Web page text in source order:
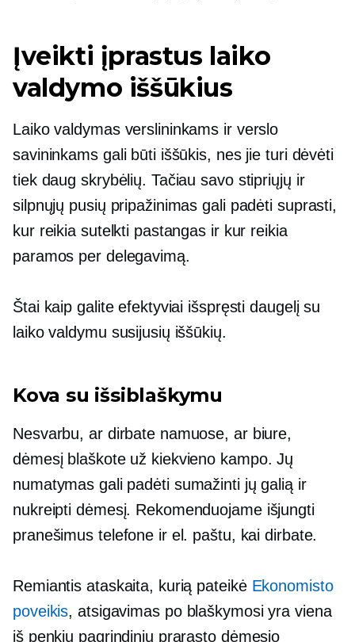
Įveikti įprastus laiko
valdymo iššūkius
Laiko valdymas verslininkams ir verslo
savininkams gali būti iššūkis, nes jie turi dėvėti
tiek daug skrybėlių. Tačiau savo stipriųjų ir
silpnųjų pusių pripažinimas gali padėti suprasti,
kur reikia sutelkti pastangas ir kur reikia
paramos per delegavimą.
Štai kaip galite efektyviai išspręsti daugelį su
laiko valdymu susijusių iššūkių.
Kova su išsiblaškymu
Nesvarbu, ar dirbate namuose, ar biure,
dėmesį blaškote už kiekvieno kampo. Jų
numatymas gali padėti sumažinti jų galią ir
nukreipti dėmesį. Rekomenduojame išjungti
pranešimus telefone ir el. paštu, kai dirbate.
Remiantis ataskaita, kurią pateikė Ekonomisto
poveikis, atsigavimas po blaškymosi yra viena
iš penkių pagrindinių prarasto dėmesio